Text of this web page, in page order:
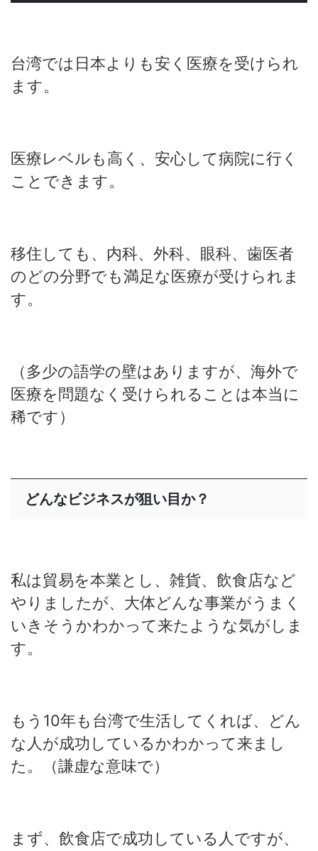
台湾では日本よりも安く医療を受けられ
ます。
医療レベルも高く、安心して病院に行く
ことできます。
移住しても、内科、外科、眼科、歯医者
のどの分野でも満足な医療が受けられま
す。
（多少の語学の壁はありますが、海外で
医療を問題なく受けられることは本当に
稀です）
どんなビジネスが狙い目か？
私は貿易を本業とし、雑貨、飲食店など
やりましたが、大体どんな事業がうまく
いきそうかわかって来たような気がしま
す。
もう10年も台湾で生活してくれば、どん
な人が成功しているかわかって来まし
た。
（謙虚な意味で）
まず、飲食店で成功している人ですが、